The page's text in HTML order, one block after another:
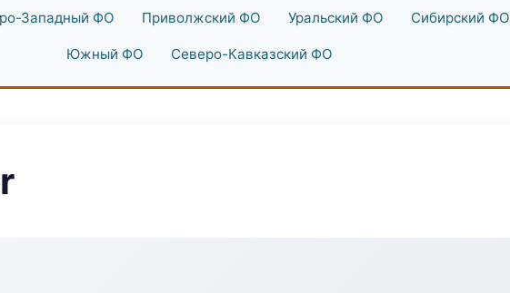
Западный ФО Приволжский ФО Уральский ФО Сибирский ФО
Южный ФО Северо-Кавказский ФО